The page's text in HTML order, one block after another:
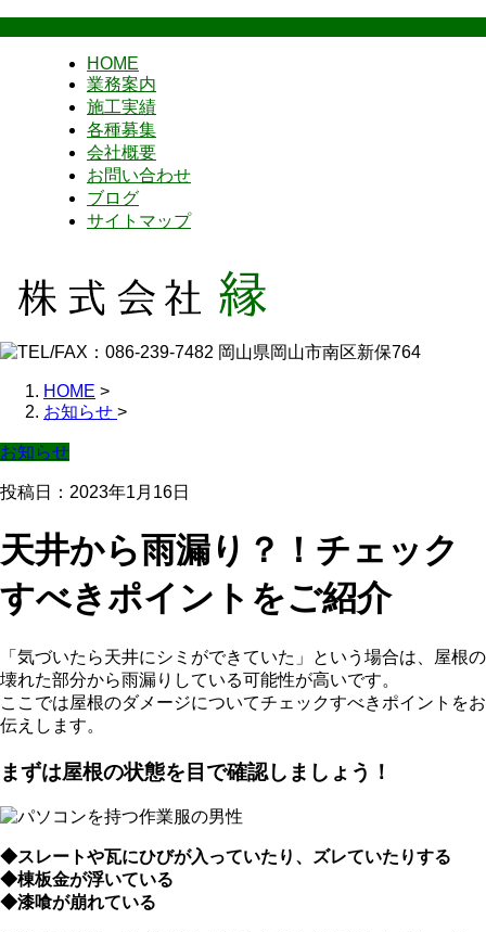
HOME
業務案内
施工実績
各種募集
会社概要
お問い合わせ
ブログ
サイトマップ
HOME >
お知らせ >
お知らせ
投稿日：2023年1月16日
天井から雨漏り？！チェック
すべきポイントをご紹介
「気づいたら天井にシミができていた」という場合は、屋根の
壊れた部分から雨漏りしている可能性が高いです。
ここでは屋根のダメージについてチェックすべきポイントをお
伝えします。
まずは屋根の状態を目で確認しましょう！
◆スレートや瓦にひびが入っていたり、ズレていたりする
◆棟板金が浮いている
◆漆喰が崩れている